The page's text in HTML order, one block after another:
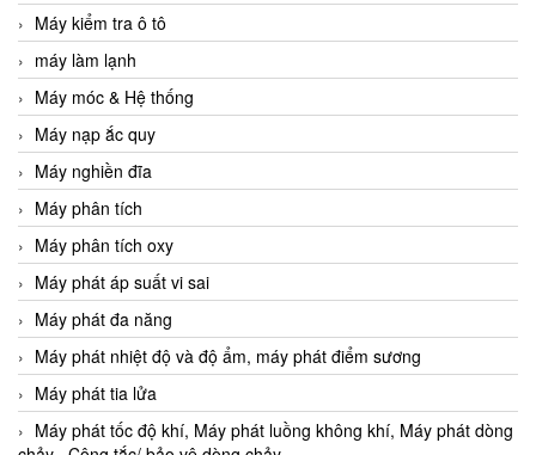
Máy kiểm tra ô tô
máy làm lạnh
Máy móc & Hệ thống
Máy nạp ắc quy
Máy nghiền đĩa
Máy phân tích
Máy phân tích oxy
Máy phát áp suất vi sai
Máy phát đa năng
Máy phát nhiệt độ và độ ẩm, máy phát điểm sương
Máy phát tia lửa
Máy phát tốc độ khí, Máy phát luồng không khí, Máy phát dòng